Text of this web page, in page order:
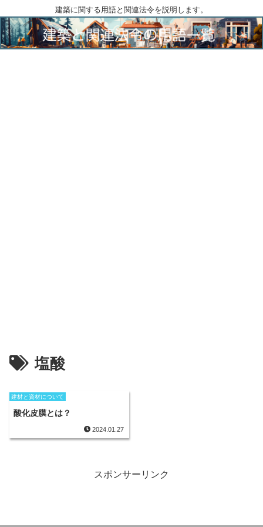
建築に関する用語と関連法令を説明します。
塩酸
建材と資材について
酸化皮膜とは？
2024.01.27
スポンサーリンク